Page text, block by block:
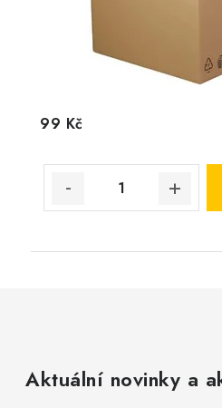
99 Kč
Aktuální novinky a